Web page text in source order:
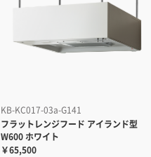
KB-KC017-03a-G141
フラットレンジフード アイランド型
W600 ホワイト
￥65,500